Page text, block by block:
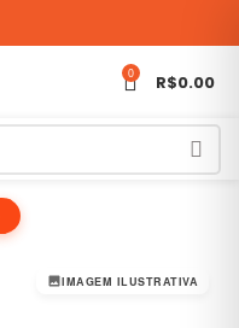
0 R$0.00
IMAGEM ILUSTRATIVA